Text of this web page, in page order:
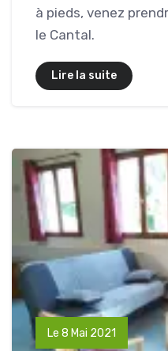
à pieds, venez
le Cantal.
Lire la suite
Le 8 Mai 2021